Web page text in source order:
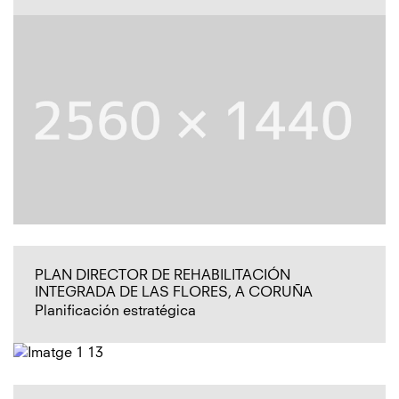
PLAN DIRECTOR DE REHABILITACIÓN
INTEGRADA DE LAS FLORES, A CORUÑA
Planificación estratégica